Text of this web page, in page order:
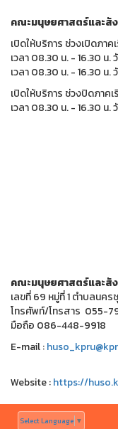
คณะมนุษยศาสตร์และสั
เปิดให้บริการ ช่วงเปิดภาค
เวลา 08.30 น. - 16.30 น.
เวลา 08.30 น. - 16.30 น.
เปิดให้บริการ ช่วงปิดภาค
เวลา 08.30 น. - 16.30 น.
คณะมนุษยศาสตร์และสั
เลขที่ 69 หมู่ที่ 1 ตำบลนค
โทรศัพท์/โทรสาร 055-
มือถือ 086-448-9918
E-mail :
Website :https://
Select Language ▼